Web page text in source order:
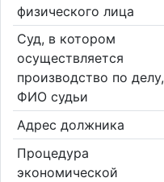
физического лица
Суд, в котором
осуществляется
производство по делу,
ФИО судьи
Адрес должника
Процедура
экономической